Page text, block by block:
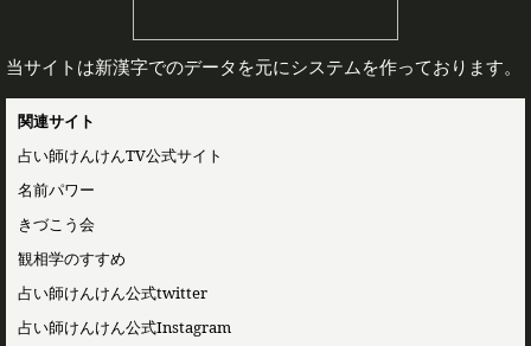
当サイトは新漢字でのデータを元にシステムを作っております。
関連サイト
占い師けんけんTV公式サイト
名前パワー
きづこう会
観相学のすすめ
占い師けんけん公式twitter
占い師けんけん公式Instagram